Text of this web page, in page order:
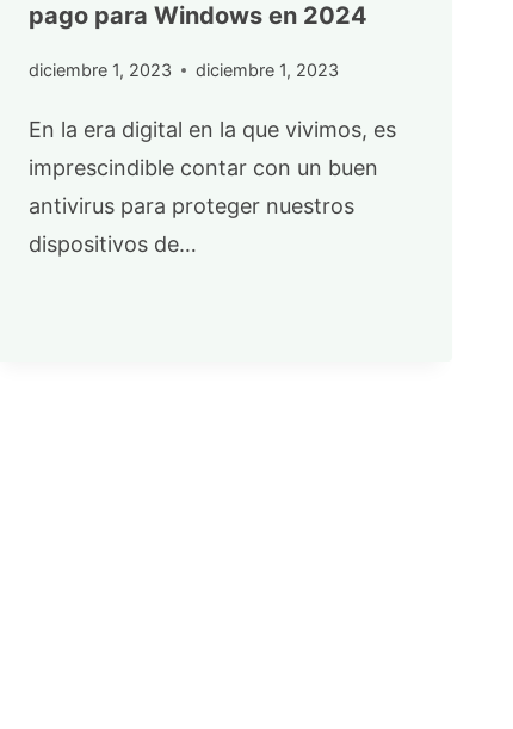
pago para Windows en 2024
diciembre 1, 2023 diciembre 1, 2023
En la era digital en la que vivimos, es
imprescindible contar con un buen
antivirus para proteger nuestros
dispositivos de…